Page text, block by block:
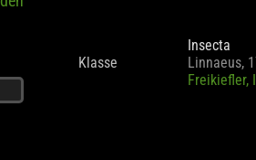
Klasse
Insecta
Linnaeus,
Freikiefler,